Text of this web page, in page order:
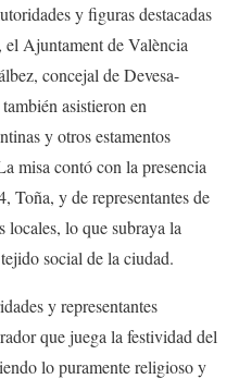
y figuras destacadas
el Ajuntament de València
concejal de Devesa-
asistieron en
y otros estamentos
misa contó con la presencia
Toña, y de representantes de
locales, lo que subraya la
social de la ciudad.
y representantes
que juega la festividad del
lo puramente religioso y